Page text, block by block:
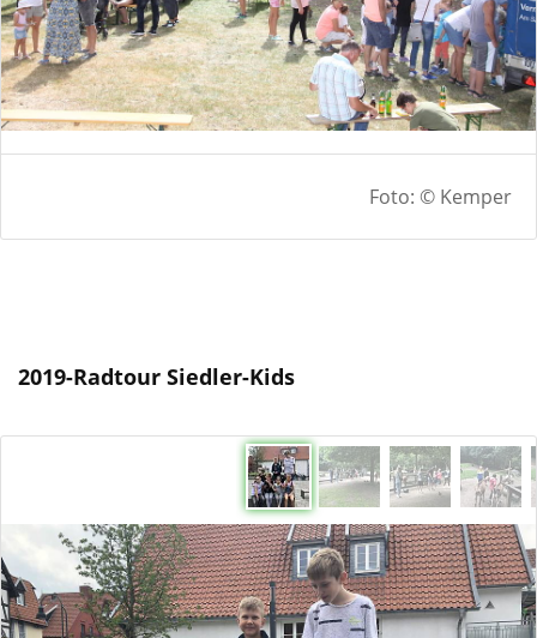
Foto: © Kemper
2019-Radtour Siedler-Kids